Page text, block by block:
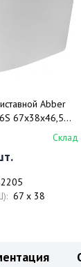
Abber
67х38х46,5
Склад
67 x 38